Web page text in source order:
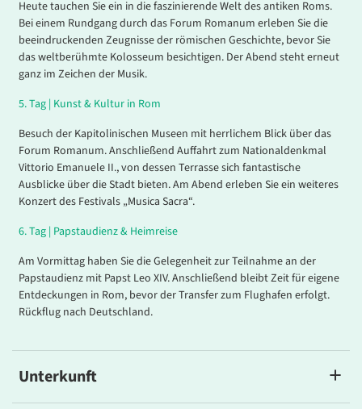
Heute tauchen Sie ein in die faszinierende Welt des antiken Roms.
Bei einem Rundgang durch das Forum Romanum erleben Sie die
beeindruckenden Zeugnisse der römischen Geschichte, bevor Sie
das weltberühmte Kolosseum besichtigen. Der Abend steht erneut
ganz im Zeichen der Musik.
5.Tag | Kunst & Kultur in Rom
Besuch der Kapitolinischen Museen mit herrlichem Blick über das
Forum Romanum. Anschließend Auffahrt zum Nationaldenkmal
Vittorio Emanuele II., von dessen Terrasse sich fantastische
Ausblicke über die Stadt bieten. Am Abend erleben Sie ein weiteres
Konzert des Festivals „Musica Sacra“.
6.Tag | Papstaudienz & Heimreise
Am Vormittag haben Sie die Gelegenheit zur Teilnahme an der
Papstaudienz mit Papst Leo XIV. Anschließend bleibt Zeit für eigene
Entdeckungen in Rom, bevor der Transfer zum Flughafen erfolgt.
Rückflug nach Deutschland.
Unterkunft
Ihr Hotel